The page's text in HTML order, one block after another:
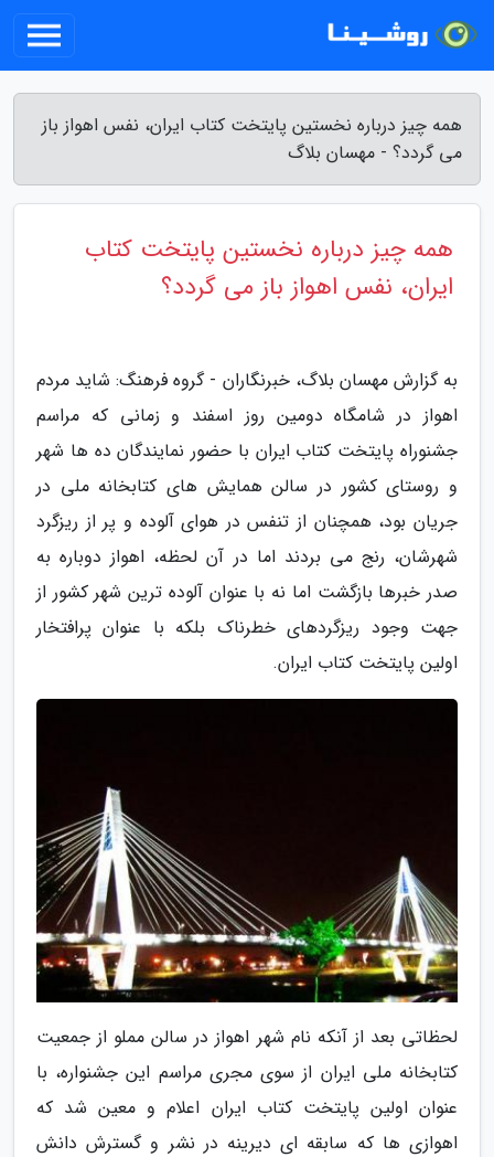
همه چیز درباره نخستین پایتخت کتاب ایران، نفس اهواز باز
می گردد؟ - مهسان بلاگ
همه چیز درباره نخستین پایتخت کتاب
ایران، نفس اهواز باز می گردد؟
به گزارش مهسان بلاگ، خبرنگاران - گروه فرهنگ: شاید مردم
اهواز در شامگاه دومین روز اسفند و زمانی که مراسم
جشنوراه پایتخت کتاب ایران با حضور نمایندگان ده ها شهر
و روستای کشور در سالن همایش های کتابخانه ملی در
جریان بود، همچنان از تنفس در هوای آلوده و پر از ریزگرد
شهرشان، رنج می بردند اما در آن لحظه، اهواز دوباره به
صدر خبرها بازگشت اما نه با عنوان آلوده ترین شهر کشور از
جهت وجود ریزگردهای خطرناک بلکه با عنوان پرافتخار
اولین پایتخت کتاب ایران.
لحظاتی بعد از آنکه نام شهر اهواز در سالن مملو از جمعیت
کتابخانه ملی ایران از سوی مجری مراسم این جشنواره، با
عنوان اولین پایتخت کتاب ایران اعلام و معین شد که
اهوازی ها که سابقه ای دیرینه در نشر و گسترش دانش